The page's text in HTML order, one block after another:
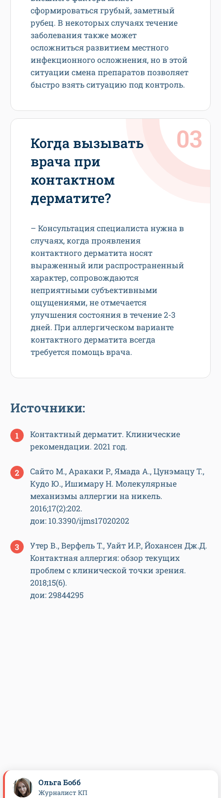
сформироваться грубый, заметный
рубец. В некоторых случаях течение
заболевания также может
осложниться развитием местного
инфекционного осложнения, но в этой
ситуации смена препаратов позволяет
быстро взять ситуацию под контроль.
Когда вызывать
врача при
контактном
дерматите?
– Консультация специалиста нужна в
случаях, когда проявления
контактного дерматита носят
выраженный или распространенный
характер, сопровождаются
неприятными субъективными
ощущениями, не отмечается
улучшения состояния в течение 2-3
дней. При аллергическом варианте
контактного дерматита всегда
требуется помощь врача.
Источники:
Контактный дерматит. Клинические
рекомендации. 2021 год.
Сайто М., Аракаки Р., Ямада А., Цунэмацу Т.,
Кудо Ю., Ишимару Н. Молекулярные
механизмы аллергии на никель.
2016;17(2):202.
дои: 10.3390/ijms17020202
Утер В., Верфель Т., Уайт И.Р., Йохансен Дж.Д.
Контактная аллергия: обзор текущих
проблем с клинической точки зрения.
2018;15(6).
дои: 29844295
Ольга Бобб
Журналист КП